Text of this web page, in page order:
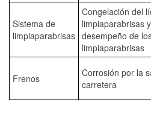
Sistema de
limpiaparabrisas
Congelación del
limpiaparabrisas
desempeño de
limpiaparabrisas
Frenos
Corrosión por la
carretera